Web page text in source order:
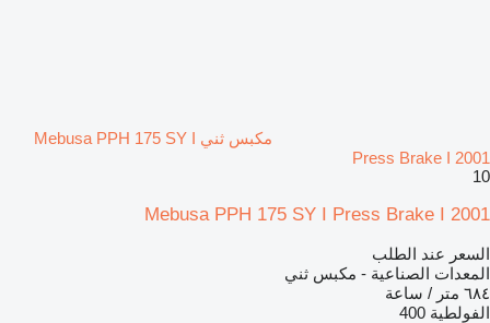
مكبس ثني Mebusa PPH 175 SY I
Press Brake I 2001
10
Mebusa PPH 175 SY I Press Brake I 2001
السعر عند الطلب
المعدات الصناعية - مكبس ثني
٦٨٤ متر / ساعة
الفولطية 400